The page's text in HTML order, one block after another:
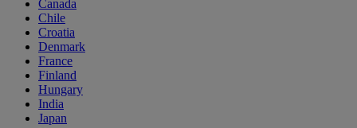
Canada
Chile
Croatia
Denmark
France
Finland
Hungary
India
Japan